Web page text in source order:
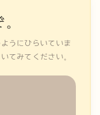
うにひらいていま
てみてください。